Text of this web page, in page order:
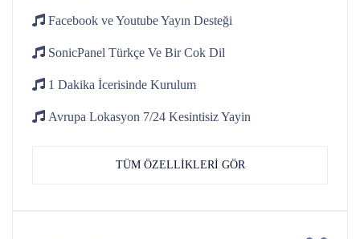
Facebook ve YoutubeYayın Desteği
SonicPanel Türkçe Ve Bir Cok Dil
1 Dakika İcerisinde Kurulum
Avrupa Lokasyon 7/24 Kesintisiz Yayin
TÜM ÖZELLİKLERİ GÖR